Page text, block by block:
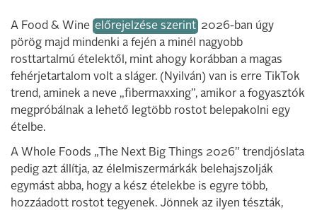
A Food & Wine előrejelzése szerint 2026-ban úgy
pörög majd mindenki a fején a minél nagyobb
rosttartalmú ételektől, mint ahogy korábban a magas
fehérjetartalom volt a sláger. (Nyilván) van is erre TikTok
trend, aminek a neve „fibermaxxing”, amikor a fogyasztók
megpróbálnak a lehető legtöbb rostot belepakolni egy
ételbe.
A Whole Foods „The Next Big Things 2026” trendjóslata
pedig azt állítja, az élelmiszermárkák belehajszolják
egymást abba, hogy a kész ételekbe is egyre több,
hozzáadott rostot tegyenek. Jönnek az ilyen tészták,